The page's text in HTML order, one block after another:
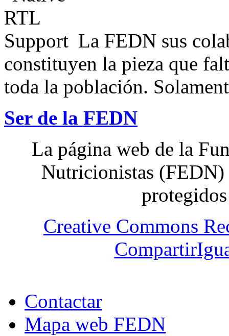
La FEDN sus
constituyen la pieza que
toda la población.
Ser de la FEDN
La página web de la
Nutricionistas (FEDN)
Creative Commons
Contactar
Mapa web FEDN